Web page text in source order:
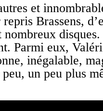
et
Brassens,
Parmi eux,
inégalable,
un peu plus